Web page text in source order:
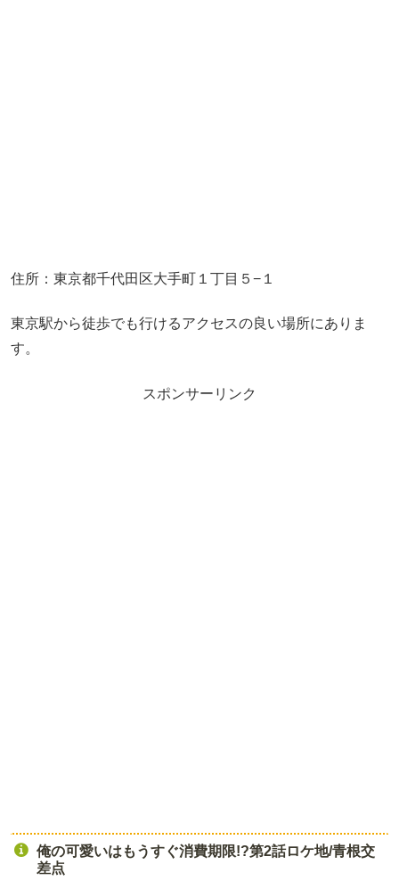
住所：東京都千代田区大手町１丁目５−１
東京駅から徒歩でも行けるアクセスの良い場所にありま
す。
スポンサーリンク
俺の可愛いはもうすぐ消費期限!?第2話ロケ地/青根交
差点